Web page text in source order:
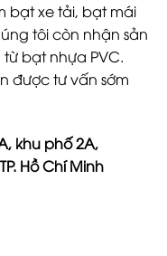
bạt xe tải, bạt mái
tôi còn nhận sản
bạt nhựa PVC.
được tư vấn sớm
khu phố 2A,
Hồ Chí Minh